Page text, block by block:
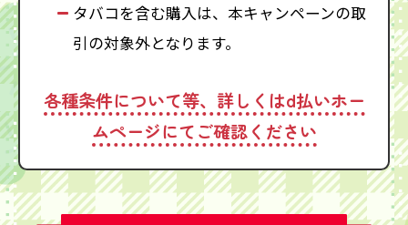
タバコを含む購入は、本キャンペーンの取
引の対象外となります。
各種条件について等、詳しくはd払いホー
ムページにてご確認ください